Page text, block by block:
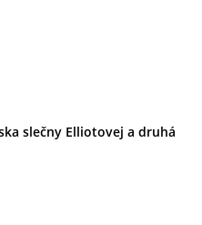
slečny Elliotovej a druhá